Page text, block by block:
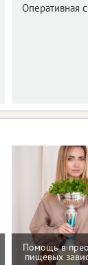
Оперативная
Помощь в
пищевых